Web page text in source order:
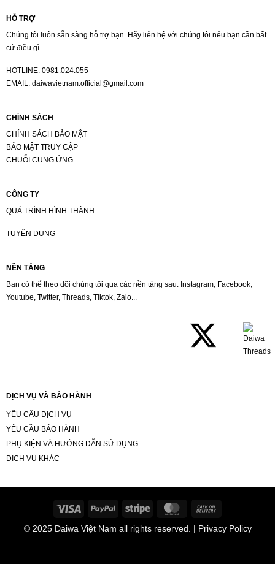
HỖ TRỢ
Chúng tôi luôn sẵn sàng hỗ trợ bạn. Hãy liên hệ với chúng tôi nếu bạn cần bất
cứ điều gì.
HOTLINE: 0981.024.055
EMAIL: daiwavietnam.official@gmail.com
CHÍNH SÁCH
CHÍNH SÁCH BẢO MẬT
BẢO MẬT TRUY CẬP
CHUỖI CUNG ỨNG
CÔNG TY
QUÁ TRÌNH HÌNH THÀNH
TUYỂN DỤNG
NỀN TẢNG
Bạn có thể theo dõi chúng tôi qua các nền tảng sau: Instagram, Facebook,
Youtube, Twitter, Threads, Tiktok, Zalo...
DỊCH VỤ VÀ BẢO HÀNH
YÊU CẦU DỊCH VỤ
YÊU CẦU BẢO HÀNH
PHỤ KIỆN VÀ HƯỚNG DẪN SỬ DỤNG
DỊCH VỤ KHÁC
Visa PayPal Stripe MasterCard
Delivery
© 2025 Daiwa Việt Nam all rights reserved. | Privacy Policy